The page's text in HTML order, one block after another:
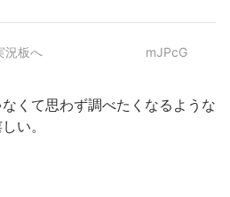
況板へ mJPcG
くて思わず調べたくなるような
い。